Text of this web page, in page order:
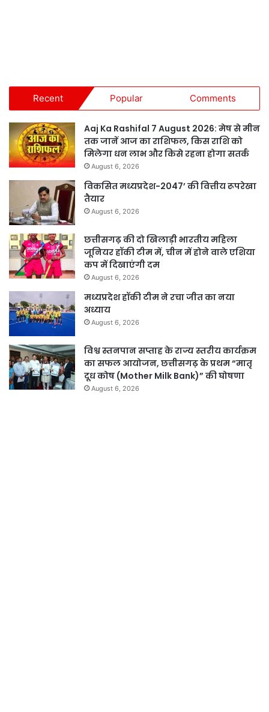
Recent Popular Comments
Aaj Ka Rashifal 7 August 2026: मेष से मीन
तक जानें आज का राशिफल, किस राशि को
मिलेगा धन लाभ और किसे रहना होगा सतर्क
August 6, 2026
विकसित मध्यप्रदेश-2047’ की वित्तीय रूपरेखा
तैयार
August 6, 2026
छत्तीसगढ़ की दो खिलाड़ी भारतीय महिला
जूनियर हॉकी टीम में, चीन में होने वाले एशिया
कप में दिखाएंगी दम
August 6, 2026
मध्यप्रदेश हॉकी टीम ने रचा जीत का नया
अध्याय
August 6, 2026
विश्व स्तनपान सप्ताह के राज्य स्तरीय कार्यक्रम
का सफल आयोजन, छत्तीसगढ़ के प्रथम “मातृ
दूध कोष (Mother Milk Bank)” की घोषणा
August 6, 2026